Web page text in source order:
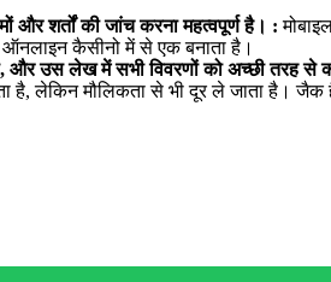
और शर्तों की जांच करना महत्वपूर्ण है। :
कैसीनो में से एक बनाता है।
और उस लेख में सभी विवरणों को अच्छी तरह से
लेकिन मौलिकता से भी दूर ले जाता है।